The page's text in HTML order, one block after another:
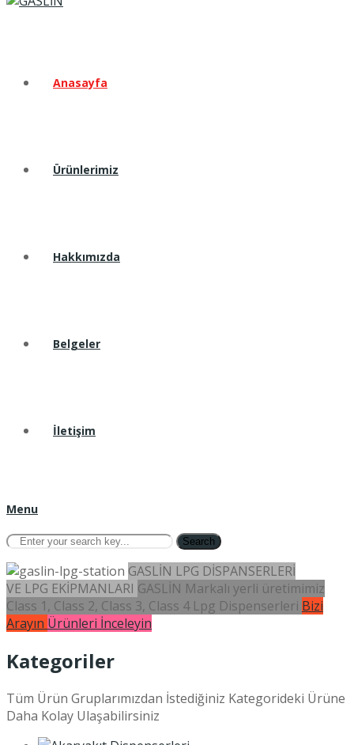
Anasayfa
Ürünlerimiz
Hakkımızda
Belgeler
İletişim
Menu
Search
GASLİN LPG DİSPANSERLERİ
VE LPG EKİPMANLARI GASLİN Markalı yerli üretimimiz
Class 1, Class 2, Class 3, Class 4 Lpg Dispenserleri Bizi
Arayın Ürünleri İnceleyin
Kategoriler
Tüm Ürün Gruplarımızdan İstediğiniz Kategorideki Ürüne
Daha Kolay Ulaşabilirsiniz